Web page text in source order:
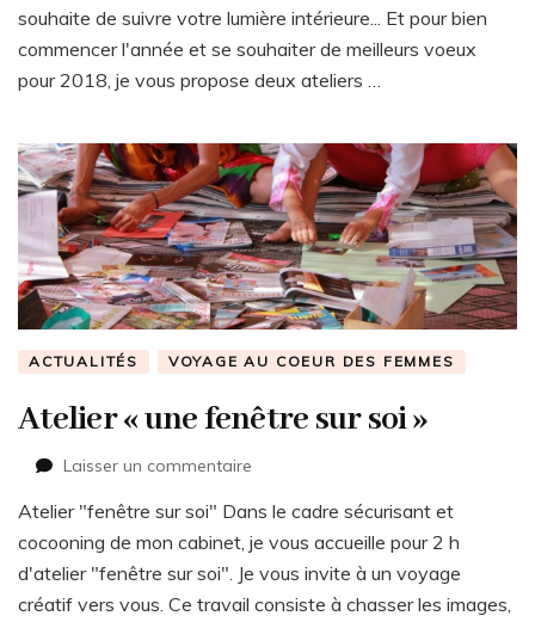
souhaite de suivre votre lumière intérieure... Et pour bien
commencer l'année et se souhaiter de meilleurs voeux
pour 2018, je vous propose deux ateliers …
ACTUALITÉS VOYAGE AU COEUR DES FEMMES
Atelier « une fenêtre sur soi »
Laisser un commentaire
« une
fenêtre
Atelier "fenêtre sur soi" Dans le cadre sécurisant et
cocooning de mon cabinet, je vous accueille pour 2 h
d'atelier "fenêtre sur soi". Je vous invite à un voyage
créatif vers vous. Ce travail consiste à chasser les images,